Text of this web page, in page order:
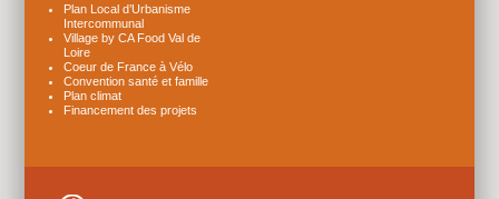
Plan Local d’Urbanisme
Intercommunal
Village by CA Food Val de
Loire
Coeur de France à Vélo
Convention santé et famille
Plan climat
Financement des projets